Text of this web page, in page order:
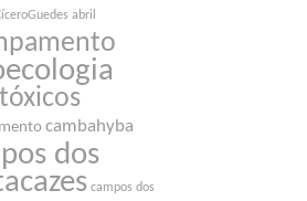
abril
cambahyba
dos
campos dos